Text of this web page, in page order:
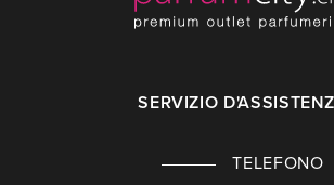
SERVIZIO
TELEFONO